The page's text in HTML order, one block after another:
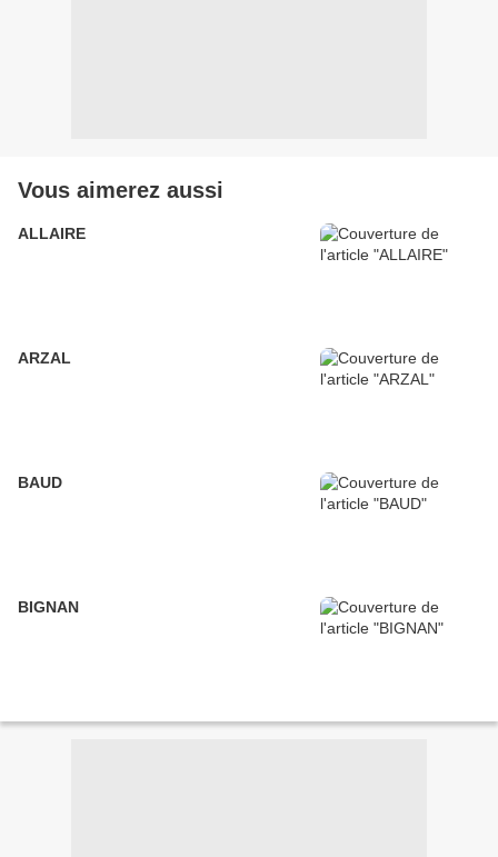
Vous aimerez aussi
ALLAIRE
ARZAL
BAUD
BIGNAN